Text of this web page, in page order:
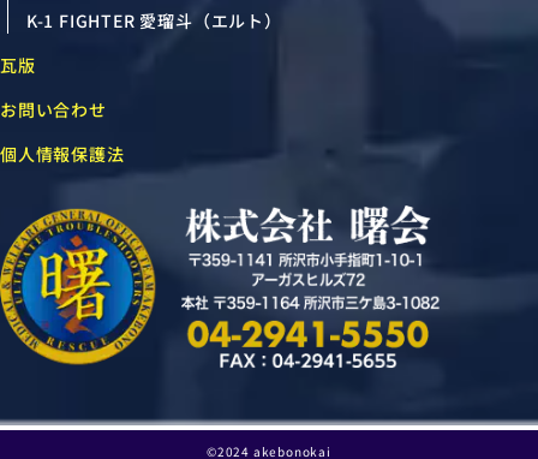
K-1 FIGHTER 愛瑠斗（エルト）
瓦版
お問い合わせ
個人情報保護法
©2024 akebonokai